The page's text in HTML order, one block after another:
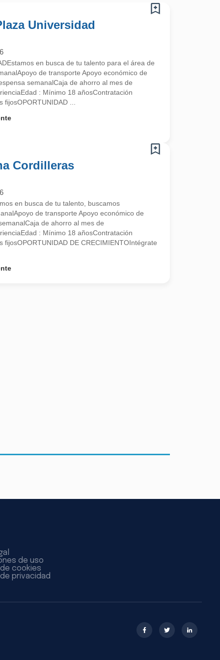
Universidad
en busca de tu talento para el área de
de transporte Apoyo económico de
semanalCaja de ahorro al mes de
: Mínimo 18 añosContratación
...
Cordilleras
en busca de tu talento, buscamos
de transporte Apoyo económico de
de ahorro al mes de
: Mínimo 18 añosContratación
fijosOPORTUNIDAD DE CRECIMIENTOIntégrate
de uso
cookies
privacidad